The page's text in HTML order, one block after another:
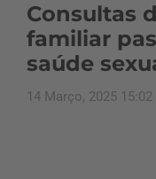
Consultas
familiar
saúde
14 Março, 2025 15:02